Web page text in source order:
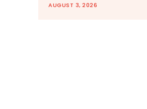
AUGUST 3, 2026